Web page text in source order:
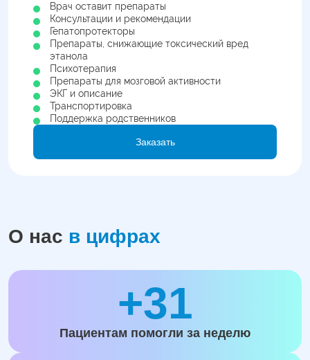
Врач оставит препараты
Консультации и рекомендации
Гепатопротекторы
Препараты, снижающие токсический вред
этанола
Психотерапия
Препараты для мозговой активности
ЭКГ и описание
Транспортировка
Поддержка родственников
Заказать
О нас в цифрах
+31
Пациентам помогли за неделю